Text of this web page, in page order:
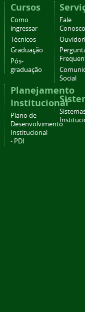
Cursos
Como
ingressar
Técnicos
Graduação
Pós-
graduação
Planejamento
Institucional
Plano de
Desenvolvimento
Institucional
- PDI
Fale
Conosco
Social